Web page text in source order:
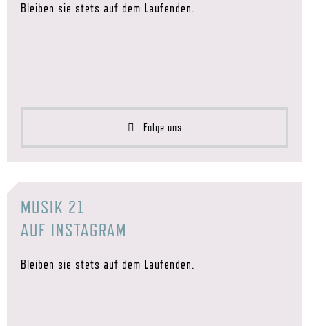
Bleiben sie stets auf dem Laufenden.
Folge uns
MUSIK 21
AUF INSTAGRAM
Bleiben sie stets auf dem Laufenden.